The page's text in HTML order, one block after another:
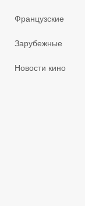
Французские
Зарубежные
Новости кино